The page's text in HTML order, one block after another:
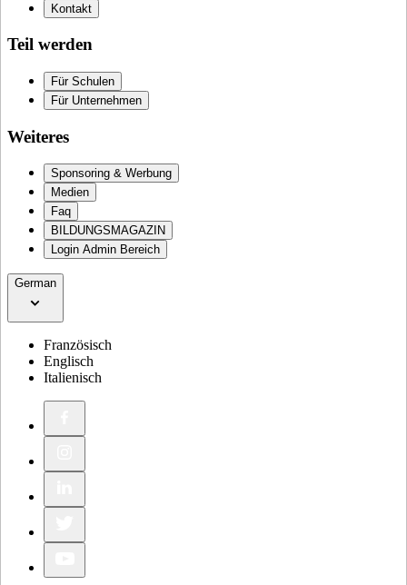
Kontakt
Teil werden
Für Schulen
Für Unternehmen
Weiteres
Sponsoring & Werbung
Medien
Faq
BILDUNGSMAGAZIN
Login Admin Bereich
German
Französisch
Englisch
Italienisch